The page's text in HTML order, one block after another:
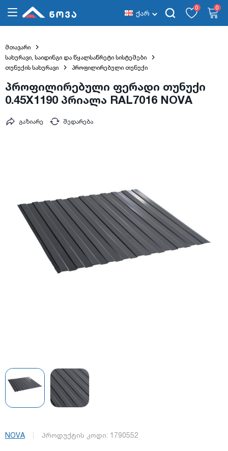
ქარ
0 0
მთავარი
სახურავი, საიდინგი და წყალსაწრეტი სისტემები
თუნუქის სახურავი
პროფილირებული თუნუქი
პროფილირებული ფერადი თუნუქი
0.45X1190 პრიალა RAL7016 NOVA
შედარება
გაზიარე
NOVA პროდუქტის კოდი: 1790552